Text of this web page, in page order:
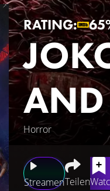
RATING:
AND
Horror
StreamenTeilen